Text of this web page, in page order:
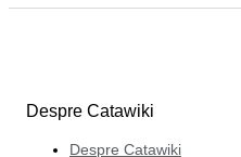
Despre Catawiki
Despre Catawiki